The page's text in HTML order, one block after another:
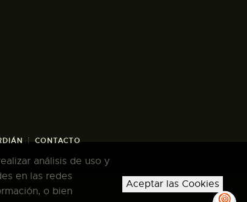
CONTACTO
análisis de uso y
en las redes
o bien
Aceptar las Cookies